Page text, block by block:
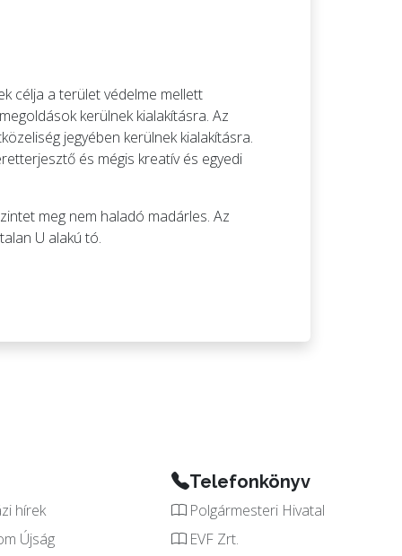
célja a terület védelme mellett
kerülnek kialakításra. Az
jegyében kerülnek kialakításra.
és mégis kreatív és egyedi
meg nem haladó madárles. Az
U alakú tó.
hírek
Újság
Telefonkönyv
Polgármesteri Hivatal
EVF Zrt.